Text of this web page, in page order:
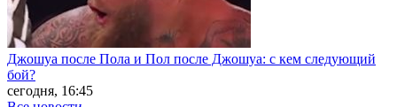
Джошуа после Пола и Пол после Джошуа: с кем следующий
бой?
сегодня, 16:45